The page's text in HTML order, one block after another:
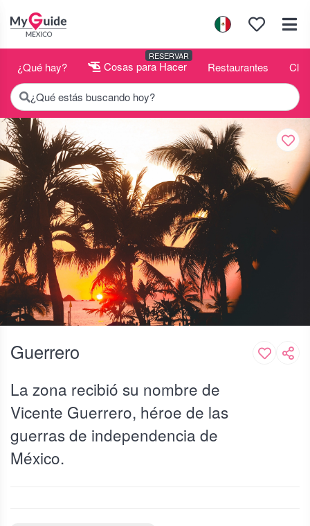
¿Qué hay? Cosas para Hacer
RESERVAR
Restaurantes
¿Qué estás buscando hoy?
Guerrero
La zona recibió su nombre de
Vicente Guerrero, héroe de las
guerras de independencia de
México.